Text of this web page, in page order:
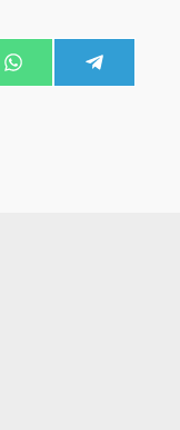
Share
on
WhatsApp
on